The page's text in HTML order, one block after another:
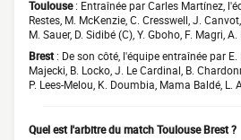
Toulouse: Entraînée par Carles Martínez,
Restes, M. McKenzie, C. Cresswell, J.
M. Sauer, D. Sidibé (C), Y. Gboho, F. Magri,
Brest: De son côté, l'équipe entraînée par E.
Majecki, B. Locko, J. Le Cardinal, B.
P. Lees-Melou, K. Doumbia, Mama Baldé, L.
Quel est l'arbitre du match Toulouse Brest ?